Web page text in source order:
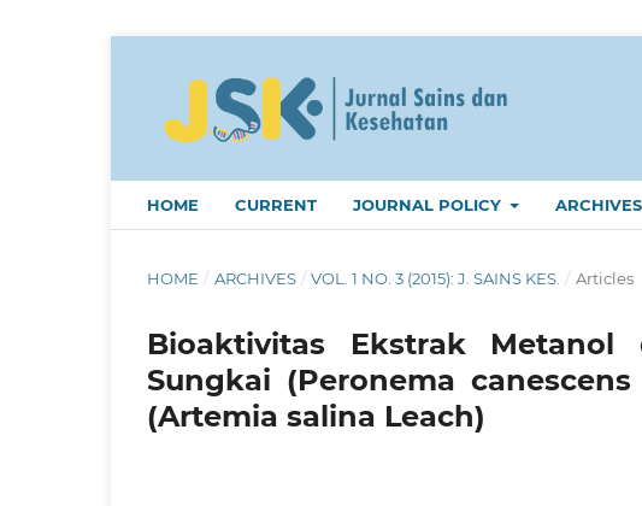
HOME CURRENT JOURNAL POLICY ARCHIVES
HOME / ARCHIVES / VOL. 1 NO. 3 (2015): J. SAINS KES. / Articles
Bioaktivitas Ekstrak
Sungkai (Peronema
(Artemia salina Leach)